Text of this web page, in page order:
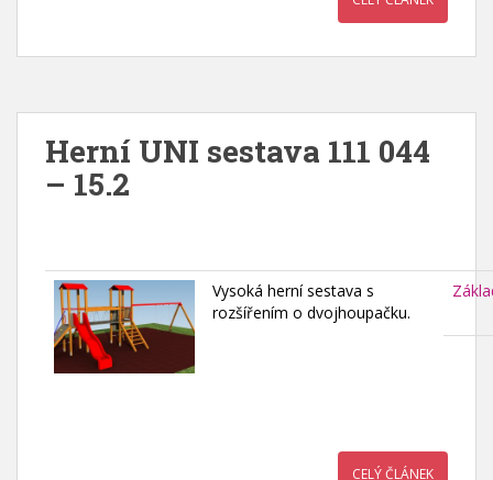
Herní UNI sestava 111 044
– 15.2
Vysoká herní sestava s
rozšířením o dvojhoupačku.
CELÝ ČLÁNEK